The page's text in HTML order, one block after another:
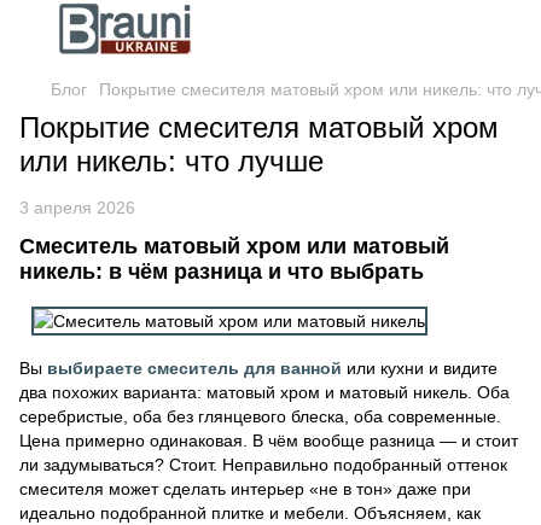
Блог Покрытие смесителя матовый хром или никель: что
Покрытие смесителя матовый хром
или никель: что лучше
3 апреля 2026
Смеситель матовый хром или матовый
никель: в чём разница и что выбрать
Вы выбираете смеситель для ванной или кухни и видите
два похожих варианта: матовый хром и матовый никель. Оба
серебристые, оба без глянцевого блеска, оба современные.
Цена примерно одинаковая. В чём вообще разница — и стоит
ли задумываться? Стоит. Неправильно подобранный оттенок
смесителя может сделать интерьер «не в тон» даже при
идеально подобранной плитке и мебели. Объясняем, как